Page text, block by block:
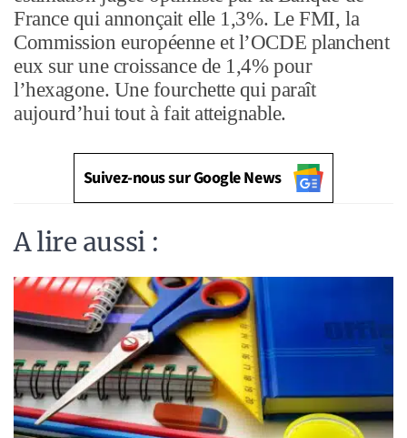
France qui annonçait elle 1,3%. Le FMI, la
Commission européenne et l’OCDE planchent
eux sur une croissance de 1,4% pour
l’hexagone. Une fourchette qui paraît
aujourd’hui tout à fait atteignable.
Suivez-nous sur Google News
A lire aussi :